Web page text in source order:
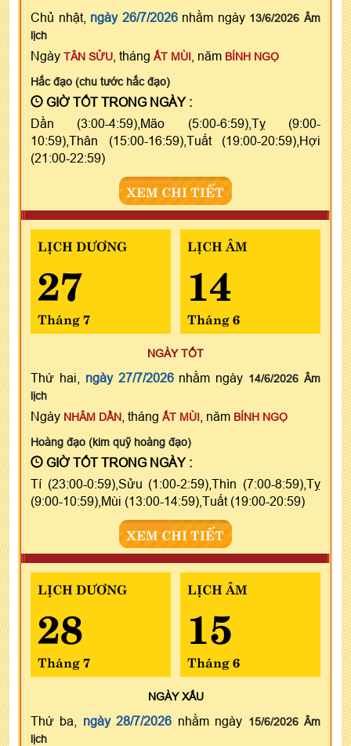
Chủ nhật, ngày 26/7/2026nhằm ngày 13/6/2026 Âm
lịch
Ngày TÂN SỬU , tháng ẤT MÙI , năm BÍNH NGỌ
Hắc đạo (chu tước hắc đạo)
GIỜ TỐT TRONG NGÀY :
Dần (3:00-4:59),Mão (5:00-6:59),Tỵ (9:00-
10:59),Thân (15:00-16:59),Tuất (19:00-20:59),Hợi
(21:00-22:59)
XEM CHI TIẾT
LỊCH DƯƠNG
27
Tháng 7
LỊCH ÂM
14
Tháng 6
NGÀY TỐT
Thứ hai, ngày 27/7/2026nhằm ngày 14/6/2026 Âm
lịch
Ngày NHÂM DẦN , tháng ẤT MÙI , năm BÍNH NGỌ
Hoàng đạo (kim quỹ hoàng đạo)
GIỜ TỐT TRONG NGÀY :
Tí (23:00-0:59),Sửu (1:00-2:59),Thìn (7:00-8:59),Tỵ
(9:00-10:59),Mùi (13:00-14:59),Tuất (19:00-20:59)
XEM CHI TIẾT
LỊCH DƯƠNG
28
Tháng 7
LỊCH ÂM
15
Tháng 6
NGÀYXẤU
Thứ ba, ngày 28/7/2026 nhằm ngày 15/6/2026 Âm
lịch